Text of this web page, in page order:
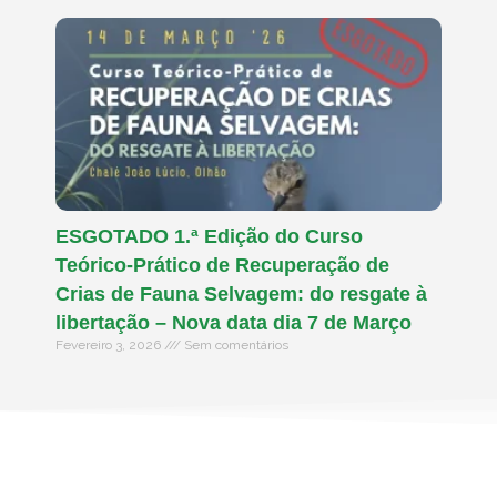
ESGOTADO 1.ª Edição do Curso
Teórico-Prático de Recuperação de
Crias de Fauna Selvagem: do resgate à
libertação – Nova data dia 7 de Março
Fevereiro 3, 2026 Sem comentários